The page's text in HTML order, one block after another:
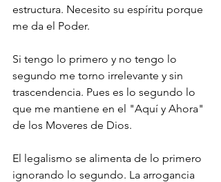
estructura. Necesito su espíritu porque
me da el Poder.
Si tengo lo primero y no tengo lo
segundo me torno irrelevante y sin
trascendencia. Pues es lo segundo lo
que me mantiene en el "Aquí y Ahora"
de los Moveres de Dios.
El legalismo se alimenta de lo primero
ignorando lo segundo. La arrogancia